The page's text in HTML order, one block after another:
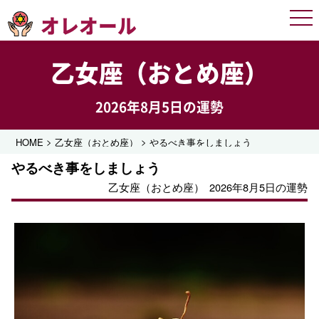
オレオール
乙女座（おとめ座）
2026年8月5日の運勢
HOME >乙女座（おとめ座） >やるべき事をしましょう
やるべき事をしましょう
乙女座（おとめ座） 2026年8月5日の運勢